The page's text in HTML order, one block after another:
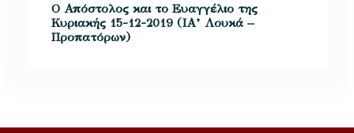
Ο Απόστολος και το Ευαγγέλιο της
Κυριακής 15-12-2019 (ΙΑ’ Λουκά –
Προπατόρων)